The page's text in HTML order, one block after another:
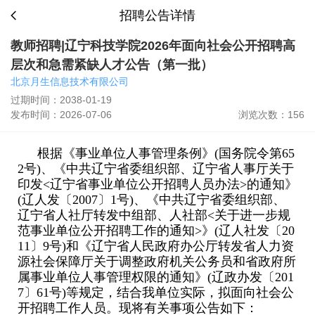
招聘公告详情
教师招聘|辽宁科技学院2026年面向社会公开招聘高
层次和急需紧缺人才公告（第一批）
北京月生信息技术有限公司
过期时间：2038-01-19
发布时间：2026-07-06
浏览次数：156
根据《事业单位人事管理条例》(国务院令第65
2号)、《中共辽宁省委组织部、辽宁省人事厅关于
印发<辽宁省事业单位公开招聘人员办法>的通知》
(辽人发〔2007〕1号)、《中共辽宁省委组织部、
辽宁省人社厅转发中组部、人社部<关于进一步规
范事业单位公开招聘工作的通知>》(辽人社发〔20
11〕9号)和《辽宁省人民政府办公厅转发省人力资
源社会保障厅关于调整政府机关公务员和省政府所
属事业单位人事管理权限的通知》(辽政办发〔201
7〕61号)等规定，结合我单位实际，拟面向社会公
开招聘工作人员。现将有关事项公告如下：